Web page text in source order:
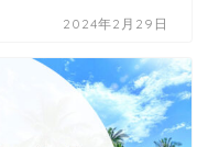
2024年2月29日